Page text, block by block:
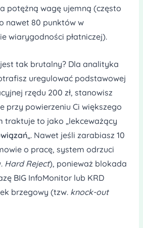
potężną wagę ujemną (często
nawet 80 punktów w
wiarygodności płatniczej).
tak brutalny? Dla analityka
uregulować podstawowej
rzędu 200 zł, stanowisz
przy powierzeniu Ci większego
traktuje to jako „lekceważący
„. Nawet jeśli zarabiasz 10
o pracę, system odrzuci
Hard Reject), ponieważ blokada
BIG InfoMonitor lub KRD
brzegowy (tzw. knock-out